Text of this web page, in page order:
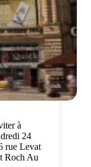
à
24
rue Levat
Roch Au